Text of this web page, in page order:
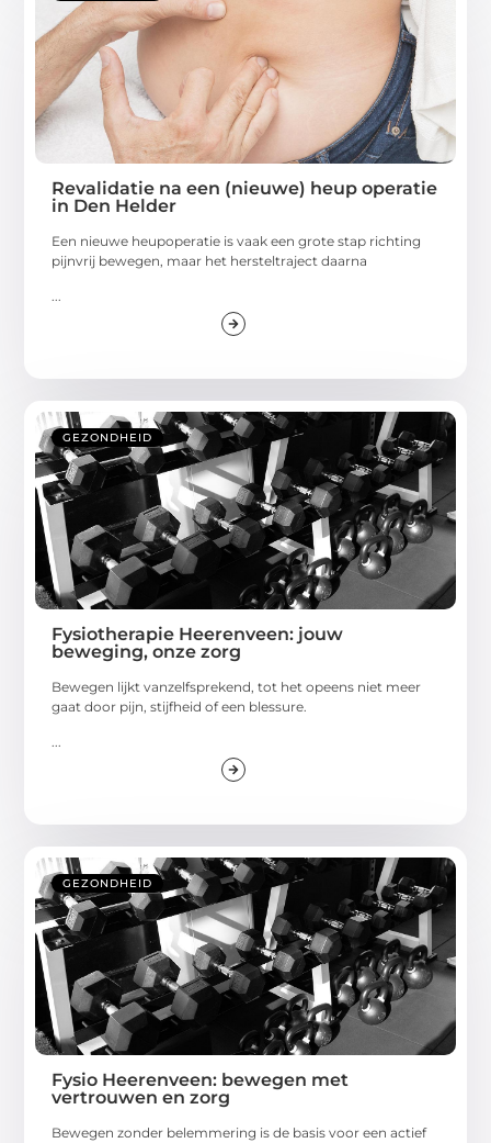
Revalidatie na een (nieuwe) heup operatie
in Den Helder
Een nieuwe heupoperatie is vaak een grote stap richting
pijnvrij bewegen, maar het hersteltraject daarna
GEZONDHEID
Fysiotherapie Heerenveen: jouw
beweging, onze zorg
Bewegen lijkt vanzelfsprekend, tot het opeens niet meer
gaat door pijn, stijfheid of een blessure.
...
GEZONDHEID
Fysio Heerenveen: bewegen met
vertrouwen en zorg
Bewegen zonder belemmering is de basis voor een actief